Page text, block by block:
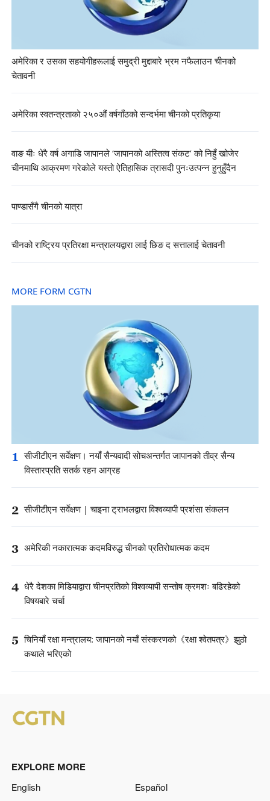
अमेरिका र उसका सहयोगीहरूलाई समुद्री मुद्दाबारे भ्रम नफैलाउन चीनको
चेतावनी
अमेरिका स्वतन्त्रताको २५०औं वर्षगाँठको सन्दर्भमा चीनको प्रतिकृया
वाङ यीः धेरै वर्ष अगाडि जापानले ‘जापानको अस्तित्व संकट’ को निहुँ खोजेर
चीनमाथि आक्रमण गरेकोले यस्तो ऐतिहासिक त्रासदी पुनःउत्पन्न हुनुहुँदैन
पाण्डासँगै चीनको यात्रा
चीनको राष्ट्रिय प्रतिरक्षा मन्त्रालयद्वारा लाई छिङ द सत्तालाई चेतावनी
MORE FORM CGTN
1 सीजीटीएन सर्वेक्षण। नयाँ सैन्यवादी सोचअन्तर्गत जापानको तीव्र सैन्य
विस्तारप्रति सतर्क रहन आग्रह
2 सीजीटीएन सर्वेक्षण | चाइना ट्राभलद्वारा विश्वव्यापी प्रशंसा संकलन
3 अमेरिकी नकारात्मक कदमविरुद्ध चीनको प्रतिरोधात्मक कदम
4 धेरै देशका मिडियाद्वारा चीनप्रतिको विश्वव्यापी सन्तोष क्रमशः बढिरहेको
विषयबारे चर्चा
5 चिनियाँ रक्षा मन्त्रालय: जापानको नयाँ संस्करणको《रक्षा श्वेतपत्र》झुठो
कथाले भरिएको
EXPLORE MORE
English
Español